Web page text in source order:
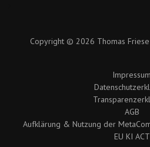
Copyright © 2026 Thomas
Impressum
AGB
Aufklärung & Nutzung der
EU KI ACT